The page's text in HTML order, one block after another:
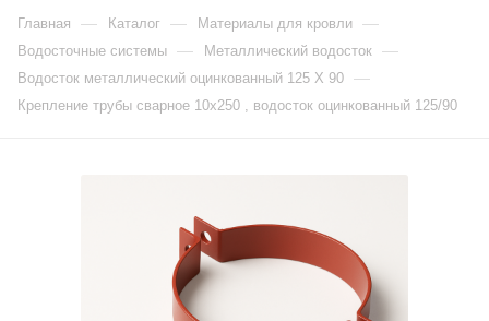
Главная — Каталог — Материалы для кровли —
Водосточные системы — Металлический водосток —
Водосток металлический оцинкованный 125 X 90 —
Крепление трубы сварное 10x250 , водосток оцинкованный 125/90